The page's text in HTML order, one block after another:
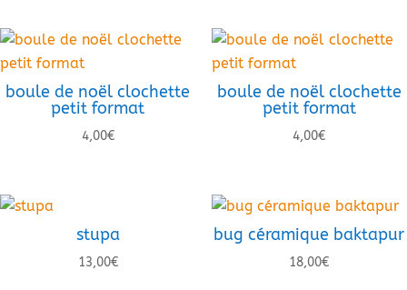
boule de noël clochette
petit format
4,00€
boule de noël clochette
petit format
4,00€
stupa
13,00€
bug céramique baktapur
18,00€